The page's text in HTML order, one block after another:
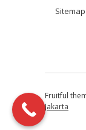
Sitemap
Fruitful
Jakarta